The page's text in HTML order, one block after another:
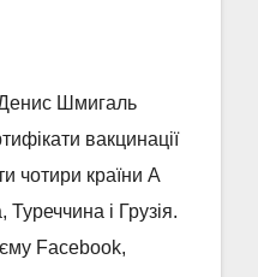
Денис Шмигаль
вакцинації
чотири країни А
і Грузія.
Facebook,